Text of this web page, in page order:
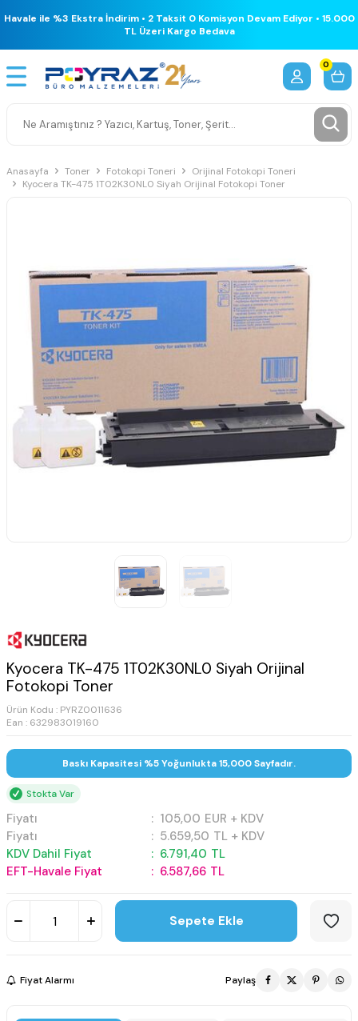
Havale ile %3 Ekstra İndirim • 2 Taksit 0 Komisyon Devam Ediyor • 15.000
TL Üzeri Kargo Bedava
0
Anasayfa Toner Fotokopi Toneri
Orijinal Fotokopi Toneri
Kyocera TK-475 1T02K30NL0 Siyah Orijinal Fotokopi Toner
Kyocera TK-475 1T02K30NL0 Siyah Orijinal
Fotokopi Toner
Ürün Kodu : PYRZ0011636
Ean : 632983019160
Baskı Kapasitesi %5 Yoğunlukta 15,000 Sayfadır.
Stokta Var
Fiyatı : 105,00 EUR + KDV
Fiyatı
: 5.659,50 TL + KDV
KDV Dahil Fiyat
: 6.791,40 TL
EFT-Havale Fiyat
: 6.587,66 TL
Sepete Ekle
Fiyat Alarmı Paylaş